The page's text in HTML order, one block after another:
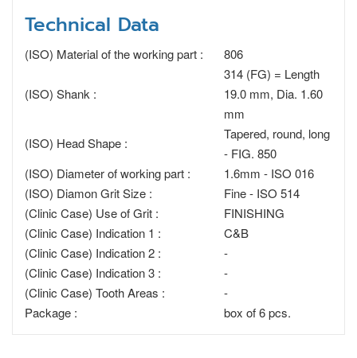
Technical Data
(ISO) Material of the working part : 806
(ISO) Shank :
314 (FG) = Length
19.0 mm, Dia. 1.60
mm
(ISO) Head Shape :
Tapered, round, long
- FIG. 850
(ISO) Diameter of working part :
1.6mm - ISO 016
(ISO) Diamon Grit Size :
Fine - ISO 514
(Clinic Case) Use of Grit :
FINISHING
(Clinic Case) Indication 1 :
C&B
(Clinic Case) Indication 2 :
-
(Clinic Case) Indication 3 :
-
(Clinic Case) Tooth Areas :
-
Package :
box of 6 pcs.